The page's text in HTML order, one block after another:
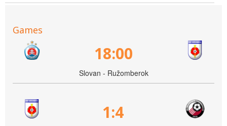
Games
18:00
Slovan - Ružomberok
1:4